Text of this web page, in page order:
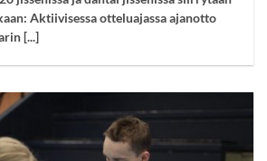
Aktiivisessa otteluajassa ajanotto
[...]